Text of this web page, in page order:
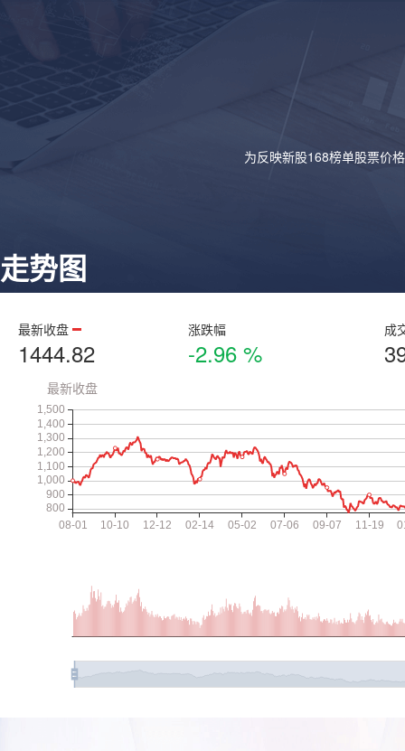
为反映新股168榜单股票价
走势图
最新收盘
1444.82
涨跌幅
-2.96 %
成